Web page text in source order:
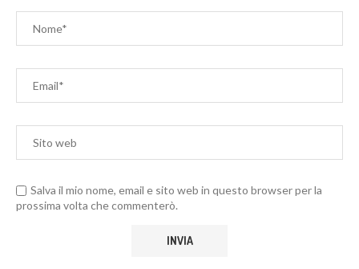
Salva il mio nome, email e sito web in questo browser per la
prossima volta che commenterò.